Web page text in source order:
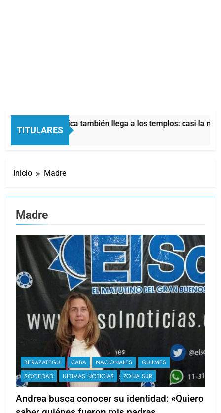
TITULARES
crisis económica también llega a los templos: casi la mitad
Atrás
Inicio Madre
Madre
BERAZATEGUI CABA NACIONALES
QUILMES
SOCIEDAD
ULTIMAS NOTICIAS ZONA SUR
Andrea busca conocer su identidad: «Quiero